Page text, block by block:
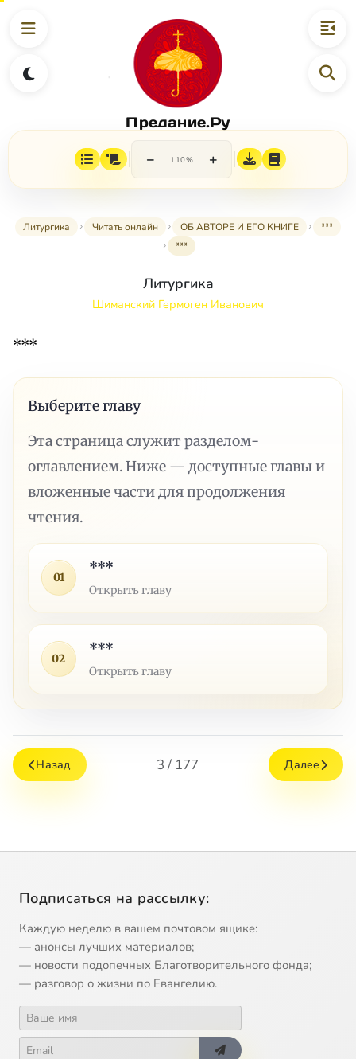
Предание.Ру
− 110% +
Литургика Читать онлайн ОБ АВТОРЕ И ЕГО КНИГЕ
***
***
Литургика
Шиманский Гермоген Иванович
***
Выберите главу
Эта страница служит разделом-
оглавлением. Ниже — доступные главы и
вложенные части для продолжения
чтения.
01
***
Открыть главу
02
***
Открыть главу
Назад 3 / 177 Далее
Подписаться на рассылку:
Каждую неделю в вашем почтовом ящике:
— анонсы лучших материалов;
— новости подопечных Благотворительного фонда;
— разговор о жизни по Евангелию.